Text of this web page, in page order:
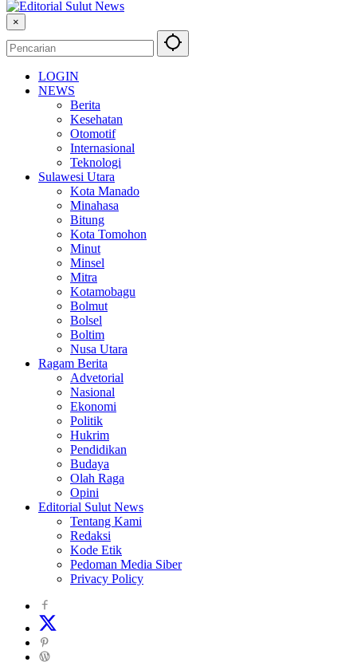
×
LOGIN
NEWS
Berita
Kesehatan
Otomotif
Internasional
Teknologi
Sulawesi Utara
Kota Manado
Minahasa
Bitung
Kota Tomohon
Minut
Minsel
Mitra
Kotamobagu
Bolmut
Bolsel
Boltim
Nusa Utara
Ragam Berita
Advetorial
Nasional
Ekonomi
Politik
Hukrim
Pendidikan
Budaya
Olah Raga
Opini
Editorial Sulut News
Tentang Kami
Redaksi
Kode Etik
Pedoman Media Siber
Privacy Policy